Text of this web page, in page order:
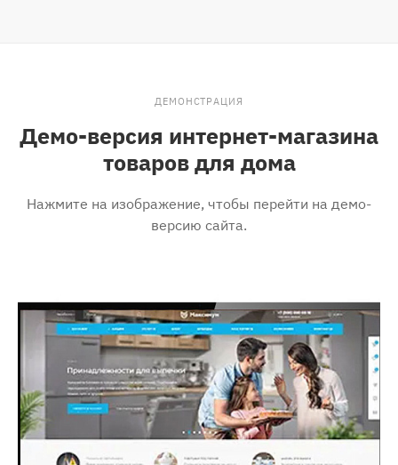
ДЕМОНСТРАЦИЯ
Демо-версия интернет-магазина
товаров для дома
Нажмите на изображение, чтобы перейти на демо-
версию сайта.